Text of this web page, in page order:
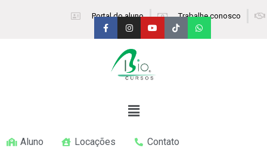
Portal do aluno Trabalhe conosco
Aluno Locações Contato